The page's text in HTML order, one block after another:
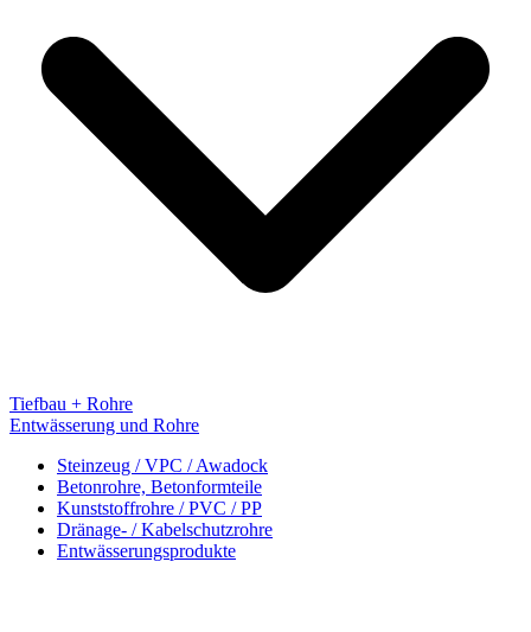
Tiefbau + Rohre
Entwässerung und Rohre
Steinzeug / VPC / Awadock
Betonrohre, Betonformteile
Kunststoffrohre / PVC / PP
Dränage- / Kabelschutzrohre
Entwässerungsprodukte